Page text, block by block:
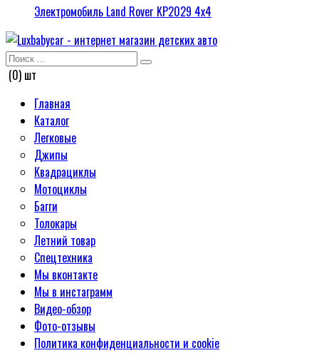
Электромобиль Land Rover KP2029 4x4
(0) шт
Главная
Каталог
Легковые
Джипы
Квадрациклы
Мотоциклы
Багги
Толокары
Летний товар
Спецтехника
Мы вконтакте
Мы в инстаграмм
Видео-обзор
Фото-отзывы
Политика конфиденциальности и cookie